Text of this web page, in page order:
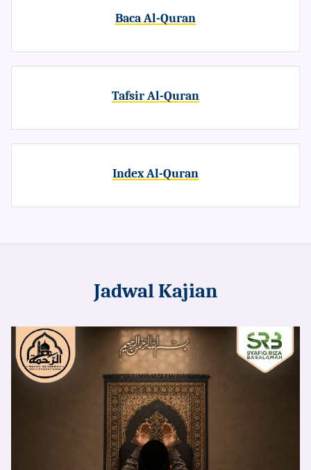
Baca Al-Quran
Tafsir Al-Quran
Index Al-Quran
Jadwal Kajian